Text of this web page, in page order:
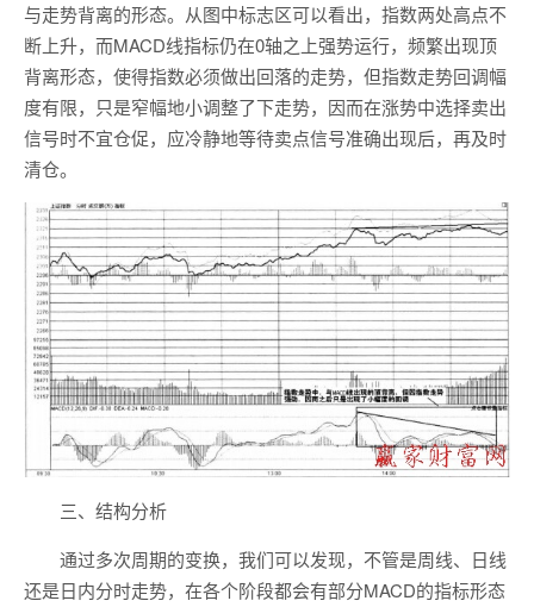
与走势背离的形态。从图中标志区可以看出，指数两处高点不
断上升，而MACD线指标仍在0轴之上强势运行，频繁出现顶
背离形态，使得指数必须做出回落的走势，但指数走势回调幅
度有限，只是窄幅地小调整了下走势，因而在涨势中选择卖出
信号时不宜仓促，应冷静地等待卖点信号准确出现后，再及时
清仓。
三、结构分析
通过多次周期的变换，我们可以发现，不管是周线、日线
还是日内分时走势，在各个阶段都会有部分MACD的指标形态